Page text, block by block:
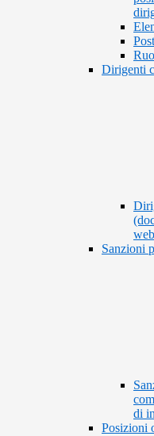
Dirigenti
Sanzioni
di
Posizioni